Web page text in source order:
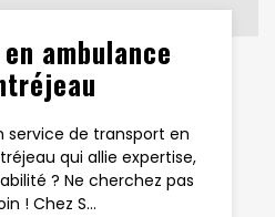
ambulance
service de transport en
qui allie expertise,
? Ne cherchez pas
! Chez S...